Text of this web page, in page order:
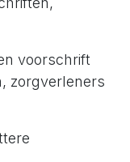
voorschrift
zorgverleners